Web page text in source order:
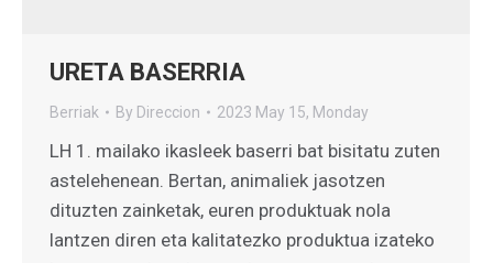
URETA BASERRIA
Berriak By Direccion 2023 May 15, Monday
LH 1. mailako ikasleek baserri bat bisitatu zuten
astelehenean. Bertan, animaliek jasotzen
dituzten zainketak, euren produktuak nola
lantzen diren eta kalitatezko produktua izateko